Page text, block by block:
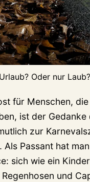
Urlaub? Oder nur Laub?
für Menschen,
ist der Gedanke
zur
Als Passant hat
sich wie ein
und